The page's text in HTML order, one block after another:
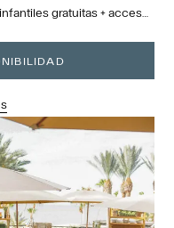
gratuitas + acceso